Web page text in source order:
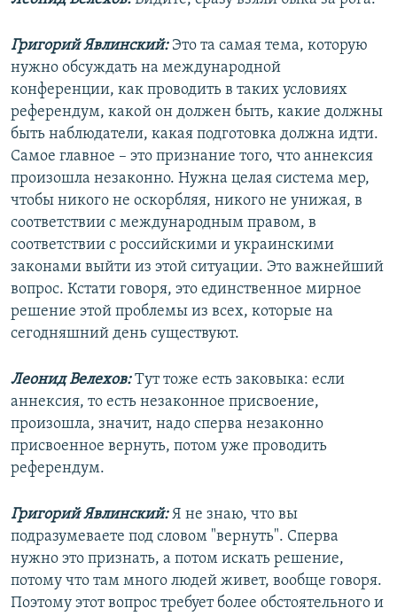
Григорий Явлинский: Это та самая тема, которую
нужно обсуждать на международной
конференции, как проводить в таких условиях
референдум, какой он должен быть, какие должны
быть наблюдатели, какая подготовка должна идти.
Самое главное – это признание того, что аннексия
произошла незаконно. Нужна целая система мер,
чтобы никого не оскорбляя, никого не унижая, в
соответствии с международным правом, в
соответствии с российскими и украинскими
законами выйти из этой ситуации. Это важнейший
вопрос. Кстати говоря, это единственное мирное
решение этой проблемы из всех, которые на
сегодняшний день существуют.
Леонид Велехов:Тут тоже есть заковыка: если
аннексия, то есть незаконное присвоение,
произошла, значит, надо сперва незаконно
присвоенное вернуть, потом уже проводить
референдум.
Григорий Явлинский:Я не знаю, что вы
подразумеваете под словом "вернуть". Сперва
нужно это признать, а потом искать решение,
потому что там много людей живет, вообще говоря.
Поэтому этот вопрос требует более обстоятельного и